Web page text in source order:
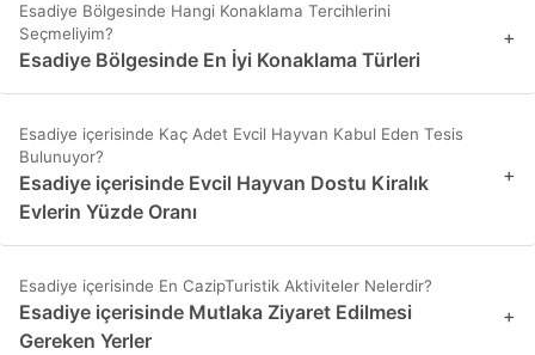
Esadiye Bölgesinde Hangi Konaklama Tercihlerini
Seçmeliyim?
Esadiye Bölgesinde En İyi Konaklama Türleri
+
Esadiye içerisinde Kaç Adet Evcil Hayvan Kabul Eden Tesis
Bulunuyor?
Esadiye içerisinde Evcil Hayvan Dostu Kiralık
Evlerin Yüzde Oranı
+
Esadiye içerisinde En CazipTuristik Aktiviteler Nelerdir?
Esadiye içerisinde Mutlaka Ziyaret Edilmesi
Gereken Yerler
+